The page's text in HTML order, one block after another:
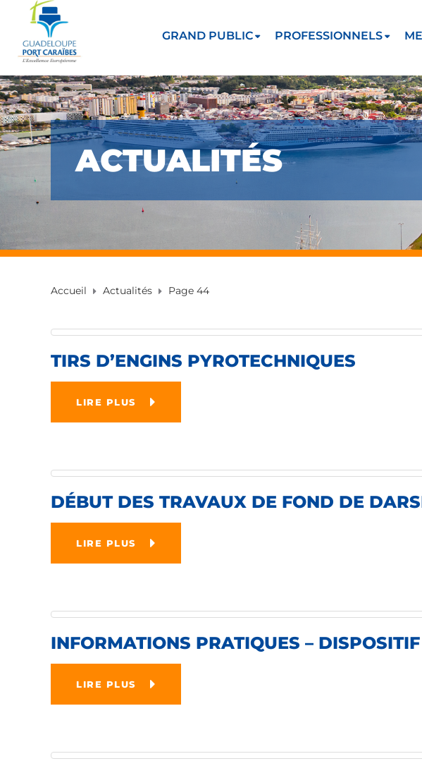
GRAND PUBLIC PROFESSIONNELS
ACTUALITÉS
Accueil Actualités Page 44
TIRS D’ENGINS PYROTECHNIQUES
LIRE PLUS
DÉBUT DES TRAVAUX DE FOND DE
LIRE PLUS
INFORMATIONS PRATIQUES –
LIRE PLUS